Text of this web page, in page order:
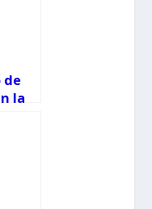
de
la